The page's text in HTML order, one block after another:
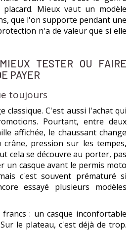
Mieux vaut un modèle
que l'on supporte pendant une
n'a de valeur que si elle
TESTER OU FAIRE
PAYER
toujours
classique. C'est aussi l'achat qui
Pourtant, entre deux
affichée, le chaussant change
crâne, pression sur les tempes,
cela se découvre au porter, pas
un casque avant le permis moto
c'est souvent prématuré si
essayé plusieurs modèles
: un casque inconfortable
le plateau, c'est déjà de trop.